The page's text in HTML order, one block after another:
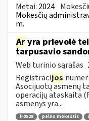
Metai: 2024
Mokesčių
m.
Ar yra prievolė
tarpusavio
Web turinio sąrašas
Registracijos
Asocijuotų asmenų
operacijų ataskaita
asmenys yra...
fr0528 pelno mokestis